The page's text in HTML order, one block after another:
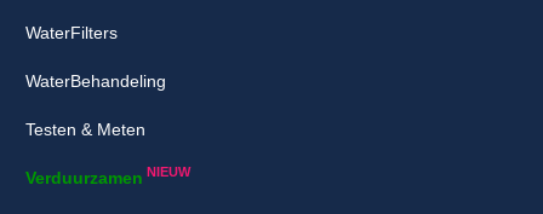
WaterFilters
WaterBehandeling
Testen & Meten
Verduurzamen NIEUW